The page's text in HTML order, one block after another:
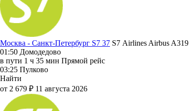
Москва - Санкт-Петербург S7 37 S7 Airlines Airbus A319
01:50 Домодедово
в пути 1 ч 35 мин Прямой рейс
03:25 Пулково
Найти
от 2 679 ₽ 11 августа 2026